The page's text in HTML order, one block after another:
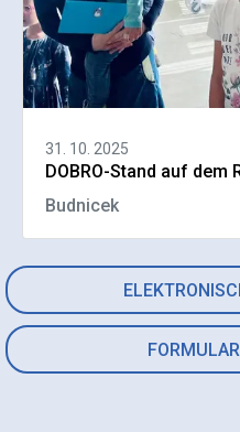
31. 10. 2025
DOBRO-Stand auf dem
Budnicek